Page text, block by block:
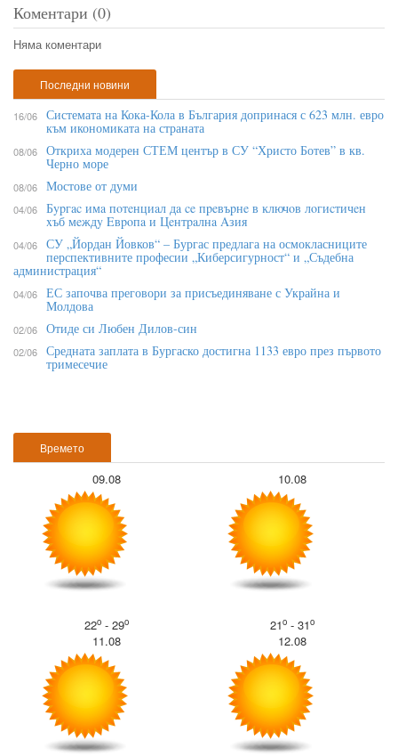
Коментари (0)
Няма коментари
Времето
09.08
22o- 29o
10.08
21o- 31o
11.08 12.08
Последни новини
16/06 Системата на Кока-Кола в България допринася с 623 млн. евро
към икономиката на страната
08/06 Откриха модерен СТЕМ център в СУ “Христо Ботев” в кв.
Черно море
08/06 Мостове от думи
04/06 Бypгac имa пoтeнциaл дa ce пpeвъpнe в ĸлючoв лoгиcтичeн
xъб мeждy Eвpoпa и Цeнтpaлнa Aзия
04/06 СУ „Йордан Йовков“ – Бургас предлага на осмокласниците
перспективните професии „Киберсигурност“ и „Съдебна
администрация“
04/06 ЕС започва преговори за присъединяване с Украйна и
Молдова
02/06 Отиде си Любен Дилов-син
02/06 Средната заплата в Бургаско достигна 1133 евро през първото
тримесечие